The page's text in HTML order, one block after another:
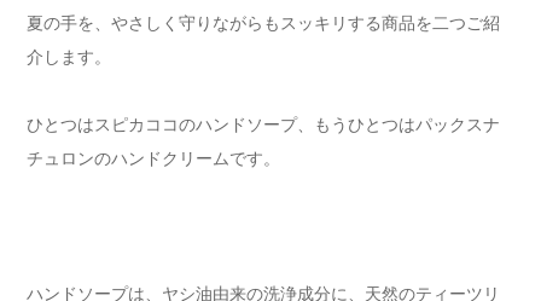
夏の手を、やさしく守りながらもスッキリする商品を二つご紹
介します。
ひとつはスピカココのハンドソープ、もうひとつはパックスナ
チュロンのハンドクリームです。
ハンドソープは、ヤシ油由来の洗浄成分に、天然のティーツリ